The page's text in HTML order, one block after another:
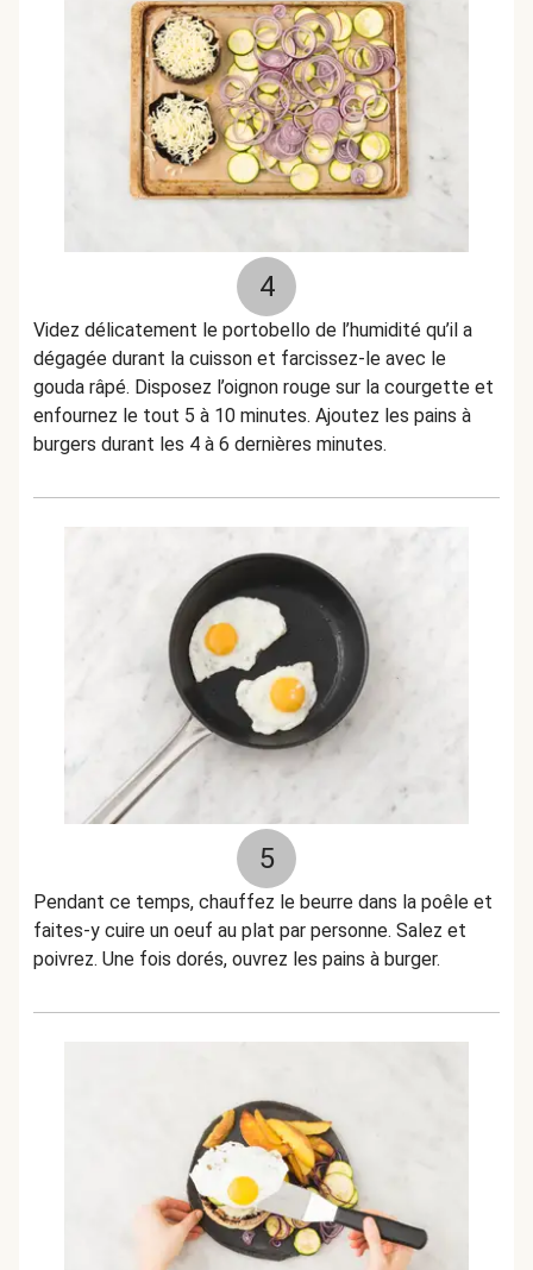
4
Videz délicatement le portobello de l’humidité qu’il a
dégagée durant la cuisson et farcissez-le avec le
gouda râpé. Disposez l’oignon rouge sur la courgette et
enfournez le tout 5 à 10 minutes. Ajoutez les pains à
burgers durant les 4 à 6 dernières minutes.
5
Pendant ce temps, chauffez le beurre dans la poêle et
faites-y cuire un oeuf au plat par personne. Salez et
poivrez. Une fois dorés, ouvrez les pains à burger.